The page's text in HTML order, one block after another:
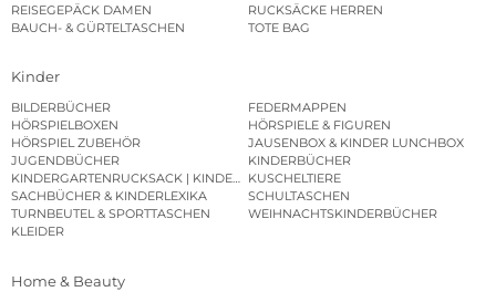
REISEGEPÄCK DAMEN
RUCKSÄCKE HERREN
BAUCH- & GÜRTELTASCHEN
TOTE BAG
Kinder
BILDERBÜCHER
FEDERMAPPEN
HÖRSPIELBOXEN
HÖRSPIELE & FIGUREN
HÖRSPIEL ZUBEHÖR
JAUSENBOX & KINDER LUNCHBOX
JUGENDBÜCHER
KINDERBÜCHER
KINDERGARTENRUCKSACK | KINDERGARTENBEUTEL
KUSCHELTIERE
SACHBÜCHER & KINDERLEXIKA
SCHULTASCHEN
TURNBEUTEL & SPORTTASCHEN
WEIHNACHTSKINDERBÜCHER
KLEIDER
Home & Beauty